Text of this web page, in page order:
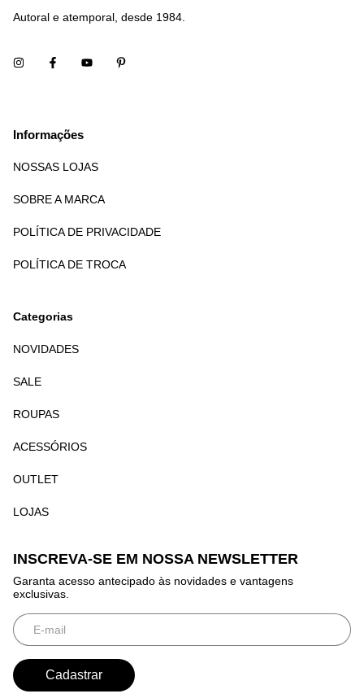
Autoral e atemporal, desde 1984.
Informações
NOSSAS LOJAS
SOBRE A MARCA
POLÍTICA DE PRIVACIDADE
POLÍTICA DE TROCA
Categorias
NOVIDADES
SALE
ROUPAS
ACESSÓRIOS
OUTLET
LOJAS
INSCREVA-SE EM NOSSA NEWSLETTER
Garanta acesso antecipado às novidades e vantagens
exclusivas.